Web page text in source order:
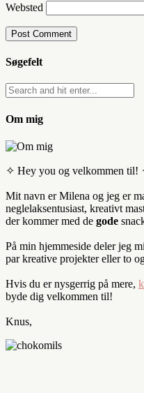
Websted
Søgefelt
Om mig
✧ Hey you og velkommen til!
Mit navn er Milena og jeg er
neglelaksentusiast, kreativt
der kommer med de gode
På min hjemmeside deler jeg
par kreative projekter eller to
Hvis du er nysgerrig på mere,
byde dig velkommen til!
Knus,